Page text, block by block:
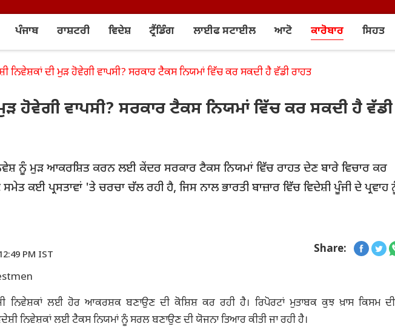
ਪੰਜਾਬ ਰਾਸ਼ਟਰੀ ਵਿਦੇਸ਼ ਟ੍ਰੈਂਡਿੰਗ ਲਾਈਫ ਸਟਾਈਲ ਆਟੋ ਕਾਰੋਬਾਰ ਸਿਹਤ
ਨਿਵੇਸ਼ਕਾਂ ਦੀ ਮੁੜ ਹੋਵੇਗੀ ਵਾਪਸੀ? ਸਰਕਾਰ ਟੈਕਸ ਨਿਯਮਾਂ ਵਿੱਚ ਕਰ ਸਕਦੀ ਹੈ ਵੱਡੀ ਰਾਹਤ
ਹੋਵੇਗੀ ਵਾਪਸੀ? ਸਰਕਾਰ ਟੈਕਸ ਨਿਯਮਾਂ ਵਿੱਚ ਕਰ ਸਕਦੀ ਹੈ ਵੱਡੀ
ਨੂੰ ਮੁੜ ਆਕਰਸ਼ਿਤ ਕਰਨ ਲਈ ਕੇਂਦਰ ਸਰਕਾਰ ਟੈਕਸ ਨਿਯਮਾਂ ਵਿੱਚ ਰਾਹਤ ਦੇਣ ਬਾਰੇ ਵਿਚਾਰ ਕਰ
ਕਈ ਪ੍ਰਸਤਾਵਾਂ 'ਤੇ ਚਰਚਾ ਚੱਲ ਰਹੀ ਹੈ, ਜਿਸ ਨਾਲ ਭਾਰਤੀ ਬਾਜ਼ਾਰ ਵਿੱਚ ਵਿਦੇਸ਼ੀ ਪੂੰਜੀ ਦੇ ਪ੍ਰਵਾਹ
PM IST
Share:
ਨਿਵੇਸ਼ਕਾਂ ਲਈ ਹੋਰ ਆਕਰਸ਼ਕ ਬਣਾਉਣ ਦੀ ਕੋਸ਼ਿਸ਼ ਕਰ ਰਹੀ ਹੈ। ਰਿਪੋਰਟਾਂ ਮੁਤਾਬਕ ਕੁਝ ਖ਼ਾਸ ਕਿਸਮ
ਨਿਵੇਸ਼ਕਾਂ ਲਈ ਟੈਕਸ ਨਿਯਮਾਂ ਨੂੰ ਸਰਲ ਬਣਾਉਣ ਦੀ ਯੋਜਨਾ ਤਿਆਰ ਕੀਤੀ ਜਾ ਰਹੀ ਹੈ।